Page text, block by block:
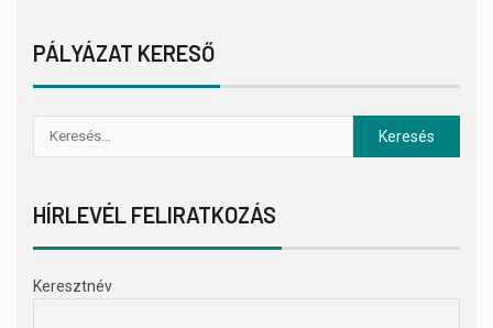
PÁLYÁZAT KERESŐ
HÍRLEVÉL FELIRATKOZÁS
Keresztnév